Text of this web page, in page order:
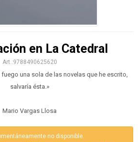
en La Catedral
9788490625620
fuego una sola de las novelas que he escrito,
salvaría ésta.»
Mario Vargas Llosa
no disponible.